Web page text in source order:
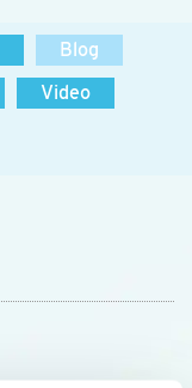
Blog
Video